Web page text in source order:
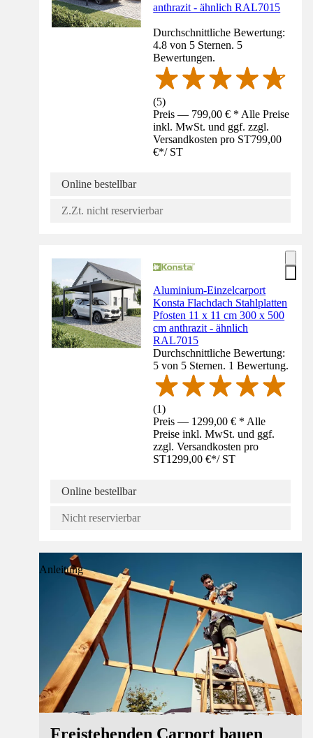
anthrazit - ähnlich RAL7015
Durchschnittliche Bewertung:
4.8 von 5 Sternen. 5
Bewertungen.
(5)
Preis — 799,00 € * Alle Preise
inkl. MwSt. und ggf. zzgl.
Versandkosten pro ST799,00
€*/ ST
Online bestellbar
Z.Zt. nicht reservierbar
Aluminium-Einzelcarport
Konsta Flachdach Stahlplatten
Pfosten 11 x 11 cm 300 x 500
cm anthrazit - ähnlich
RAL7015
Durchschnittliche Bewertung:
5 von 5 Sternen. 1 Bewertung.
(1)
Preis — 1299,00 € * Alle
Preise inkl. MwSt. und ggf.
zzgl. Versandkosten pro
ST1299,00 €*/ ST
Online bestellbar
Nicht reservierbar
Anleitung
Freistehenden Carport bauen